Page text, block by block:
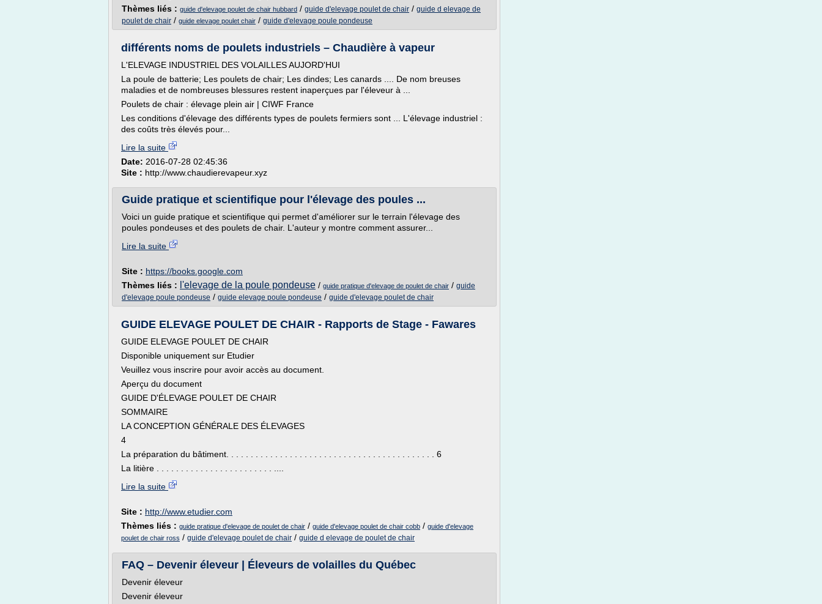
Thèmes liés : guide d'elevage poulet de chair hubbard / guide d'elevage poulet de chair / guide d elevage de
poulet de chair / guide elevage poulet chair / guide d'elevage poule pondeuse
différents noms de poulets industriels – Chaudière à vapeur
L'ELEVAGE INDUSTRIEL DES VOLAILLES AUJORD'HUI
La poule de batterie; Les poulets de chair; Les dindes; Les canards .... De nom breuses
maladies et de nombreuses blessures restent inaperçues par l'éleveur à ...
Poulets de chair : élevage plein air | CIWF France
Les conditions d'élevage des différents types de poulets fermiers sont ... L'élevage industriel :
des coûts très élevés pour...
Lire la suite
Date: 2016-07-28 02:45:36
Site : http://www.chaudierevapeur.xyz
Guide pratique et scientifique pour l'élevage des poules ...
Voici un guide pratique et scientifique qui permet d'améliorer sur le terrain l'élevage des
poules pondeuses et des poulets de chair. L'auteur y montre comment assurer...
Lire la suite
Site : https://books.google.com
Thèmes liés : l'elevage de la poule pondeuse / guide pratique d'elevage de poulet de chair / guide
d'elevage poule pondeuse / guide elevage poule pondeuse / guide d'elevage poulet de chair
GUIDE ELEVAGE POULET DE CHAIR - Rapports de Stage - Fawares
GUIDE ELEVAGE POULET DE CHAIR
Disponible uniquement sur Etudier
Veuillez vous inscrire pour avoir accès au document.
Aperçu du document
GUIDE D'ÉLEVAGE POULET DE CHAIR
SOMMAIRE
LA CONCEPTION GÉNÉRALE DES ÉLEVAGES
4
La préparation du bâtiment. . . . . . . . . . . . . . . . . . . . . . . . . . . . . . . . . . . . . . . . . . . 6
La litière . . . . . . . . . . . . . . . . . . . . . . . . ....
Lire la suite
Site : http://www.etudier.com
Thèmes liés : guide pratique d'elevage de poulet de chair / guide d'elevage poulet de chair cobb / guide d'elevage
poulet de chair ross / guide d'elevage poulet de chair / guide d elevage de poulet de chair
FAQ – Devenir éleveur | Éleveurs de volailles du Québec
Devenir éleveur
Devenir éleveur